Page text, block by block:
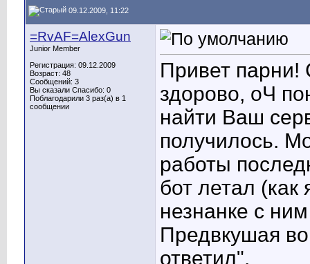
09.12.2009, 11:22
=RvAF=AlexGun
Junior Member
Регистрация: 09.12.2009
Возраст: 48
Сообщений: 3
Вы сказали Спасибо: 0
Поблагодарили 3 раз(а) в 1
сообщении
Привет
здорово, оЧ
найти Ваш
получилось.
работы
бот летал (как
незнанке с
Предвкушая
ответил".